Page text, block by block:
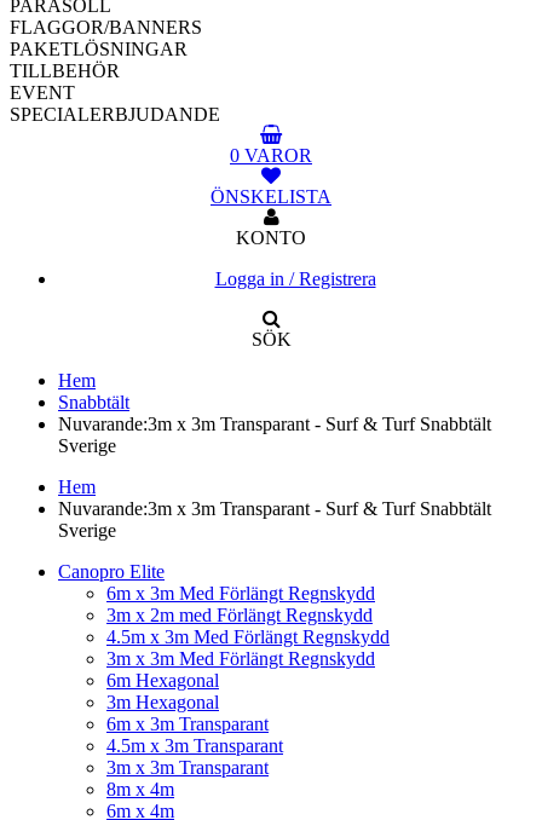
PARASOLL
FLAGGOR/BANNERS
PAKETLÖSNINGAR
TILLBEHÖR
EVENT
SPECIALERBJUDANDE
0 VAROR
ÖNSKELISTA
KONTO
Logga in / Registrera
SÖK
Hem
Snabbtält
Nuvarande:3m x 3m Transparant - Surf & Turf Snabbtält
Sverige
Hem
Nuvarande:3m x 3m Transparant - Surf & Turf Snabbtält
Sverige
Canopro Elite
6m x 3m Med Förlängt Regnskydd
3m x 2m med Förlängt Regnskydd
4.5m x 3m Med Förlängt Regnskydd
3m x 3m Med Förlängt Regnskydd
6m Hexagonal
3m Hexagonal
6m x 3m Transparant
4.5m x 3m Transparant
3m x 3m Transparant
8m x 4m
6m x 4m